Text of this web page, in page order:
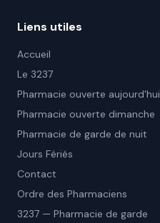
Liens utiles
Accueil
Le 3237
Pharmacie ouverte aujourd'hui
Pharmacie ouverte dimanche
Pharmacie de garde de nuit
Jours Fériés
Contact
Ordre des Pharmaciens
3237 — Pharmacie de garde